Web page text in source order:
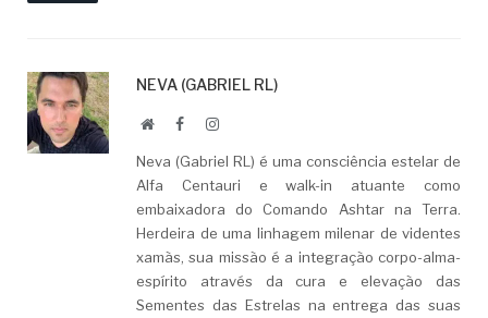
NEVA (GABRIEL RL)
WebsiteFacebookLinkedIn
Neva (Gabriel RL) é uma consciência estelar de
Alfa Centauri e walk-in atuante como
embaixadora do Comando Ashtar na Terra.
Herdeira de uma linhagem milenar de videntes
xamãs, sua missão é a integração corpo-alma-
espírito através da cura e elevação das
Sementes das Estrelas na entrega das suas